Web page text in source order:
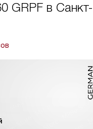
GRPF в Санкт-